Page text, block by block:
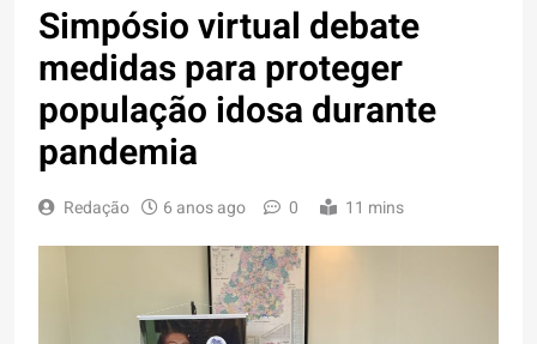
Simpósio virtual debate
medidas para proteger
população idosa durante
pandemia
Redação 6 anos ago 0 11 mins